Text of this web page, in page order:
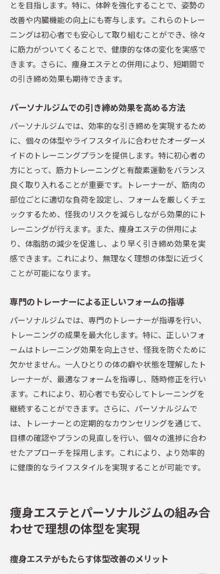
とを目指します。特に、体幹を強化することで、姿勢の
改善や内臓機能の向上にも寄与します。これらのトレー
ニングは初心者でも安心して取り組むことができ、徐々
に筋力がついてくることで、健康的な体の変化を実感で
きます。さらに、痩身エステとの併用により、短期間で
の引き締め効果も期待できます。
パーソナルジムでの引き締め効果を高める方法
パーソナルジムでは、効率的な引き締めを実現するため
に、個々の体型やライフスタイルに合わせたオーダーメ
イドのトレーニングプランを提供します。特に初心者の
方にとって、筋力トレーニングと有酸素運動をバランス
良く取り入れることが重要です。トレーナーが、筋肉の
部位ごとに適切な負荷を設定し、フォームを厳しくチェ
ックするため、怪我のリスクを減らしながら効果的にト
レーニングが行えます。また、痩身エステの併用によ
り、体脂肪の減少を促進し、より早く引き締め効果を実
感できます。これにより、無理なく理想の体型に近づく
ことが可能になります。
専門のトレーナーによる正しいフォームの指導
パーソナルジムでは、専門のトレーナーが指導を行い、
トレーニングの成果を最大化します。特に、正しいフォ
ームはトレーニング効果を向上させ、怪我を防ぐために
欠かせません。一人ひとりの体の癖や状態を理解したト
レーナーが、最適なフォームを指導し、随時修正を行い
ます。これにより、初心者でも安心してトレーニングを
継続することができます。さらに、パーソナルジムで
は、トレーナーとの定期的なカウンセリングを通じて、
目標の確認やプランの見直しを行い、個々の進捗に合わ
せたアプローチを採用します。これにより、より効率的
に健康的なライフスタイルを実現することが可能です。
痩身エステとパーソナルジムの組み合
わせで理想の体型を実現
痩身エステがもたらす体型改善のメリット